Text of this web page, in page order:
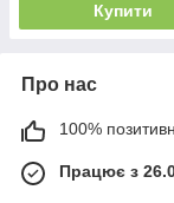
Купити
Про нас
100%
Працює з